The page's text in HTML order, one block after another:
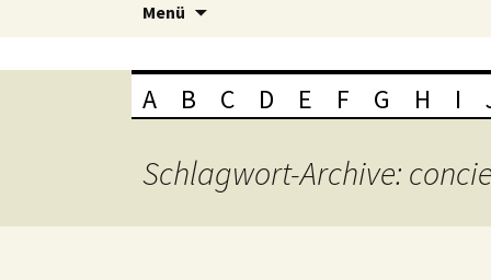
Menü
A B C D E F G H I
Schlagwort-Archive: